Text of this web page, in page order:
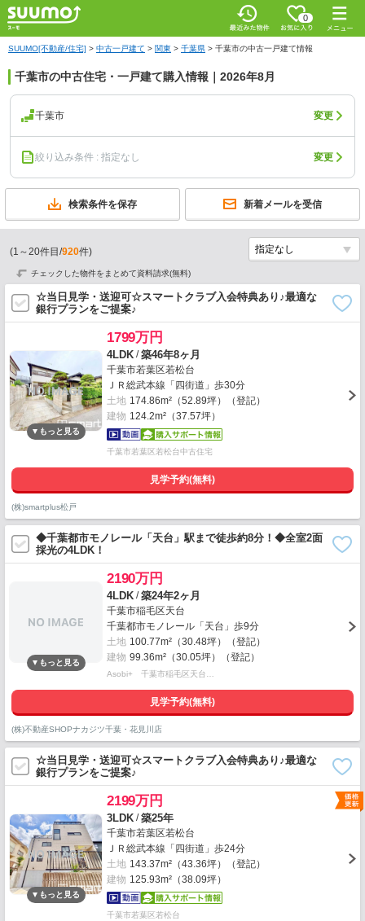
0
SUUMO[不動産/住宅] > 中古一戸建て > 関東 > 千葉県 > 千葉市の中古一戸建て情報
千葉市の中古住宅・一戸建て購入情報｜2026年8月
千葉市 変更
絞り込み条件 : 指定なし 変更
検索条件を保存 新着メールを受信
(1 ～20件目/920件)
チェックした物件をまとめて資料請求(無料)
☆当日見学・送迎可☆スマートクラブ入会特典あり♪最適な
銀行プランをご提案♪
1799万円
4LDK /築46年8ヶ月
千葉市若葉区若松台
ＪＲ総武本線「四街道」歩30分
土地 174.86m²（52.89坪）（登記）
建物 124.2m²（37.57坪）
千葉市若葉区若松台中古住宅
見学予約(無料)
(株)smartplus松戸
◆千葉都市モノレール「天台」駅まで徒歩約8分！◆全室2面
採光の4LDK！
2190万円
4LDK /築24年2ヶ月
千葉市稲毛区天台
千葉都市モノレール「天台」歩9分
土地 100.77m²（30.48坪）（登記）
建物 99.36m²（30.05坪）（登記）
Asobi+ 千葉市稲毛区天台…
見学予約(無料)
(株)不動産SHOPナカジツ千葉・花見川店
☆当日見学・送迎可☆スマートクラブ入会特典あり♪最適な
銀行プランをご提案♪
2199万円
3LDK /築25年
千葉市若葉区若松台
ＪＲ総武本線「四街道」歩24分
土地 143.37m²（43.36坪）（登記）
建物 125.93m²（38.09坪）
千葉市若葉区若松台